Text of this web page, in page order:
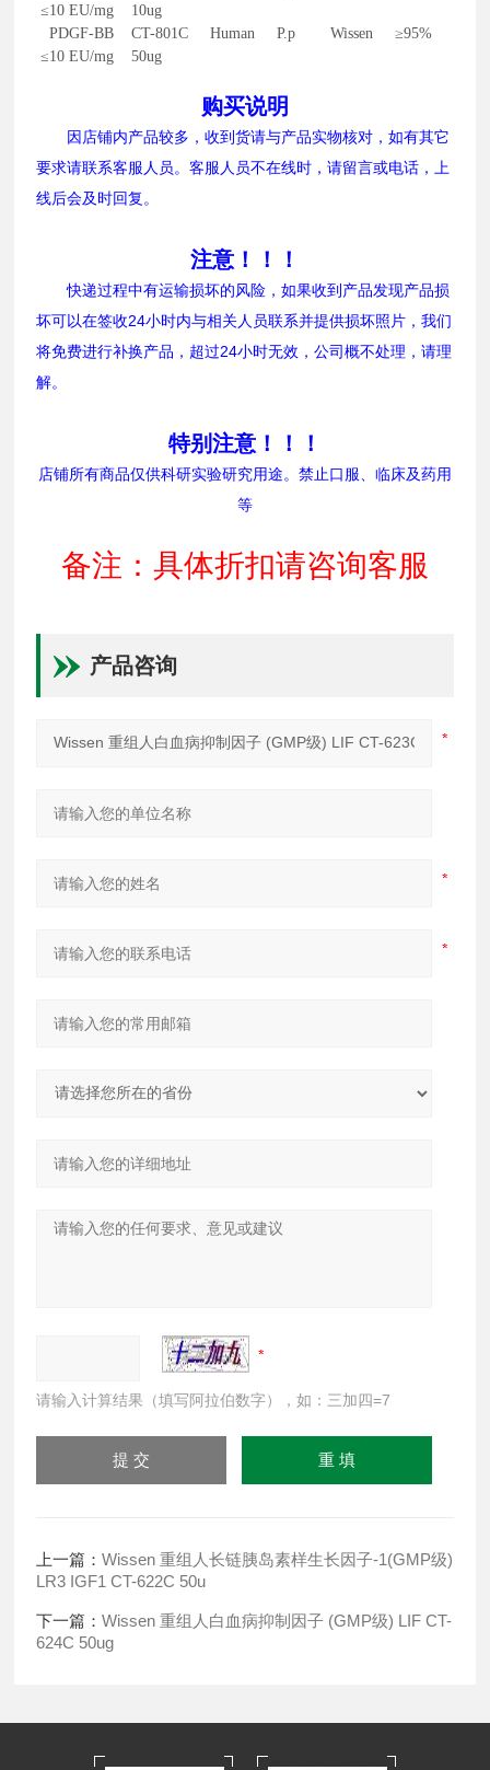
≤10 EU/mg 10ug
PDGF-BB CT-801C Human P.p Wissen ≥95%
≤10 EU/mg 50ug
购买说明
因店铺内产品较多，收到货请与产品实物核对，如有其它
要求请联系客服人员。客服人员不在线时，请留言或电话，上
线后会及时回复。
注意！！！
快递过程中有运输损坏的风险，如果收到产品发现产品损
坏可以在签收24小时内与相关人员联系并提供损坏照片，我们
将免费进行补换产品，超过24小时无效，公司概不处理，请理
解。
特别注意！！！
店铺所有商品仅供科研实验研究用途。禁止口服、临床及药用
等
备注：具体折扣请咨询客服
产品咨询
请输入计算结果（填写阿拉伯数字），如：三加四=7
上一篇：Wissen 重组人长链胰岛素样生长因子-1(GMP级)
LR3 IGF1 CT-622C 50u
下一篇：Wissen 重组人白血病抑制因子 (GMP级) LIF CT-
624C 50ug